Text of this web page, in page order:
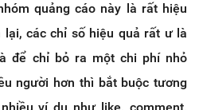
quảng cáo này là rất hiệu
lại, các chỉ số hiệu quả rất ư là
để chỉ bỏ ra một chi phí nhỏ
người hơn thì bắt buộc tương